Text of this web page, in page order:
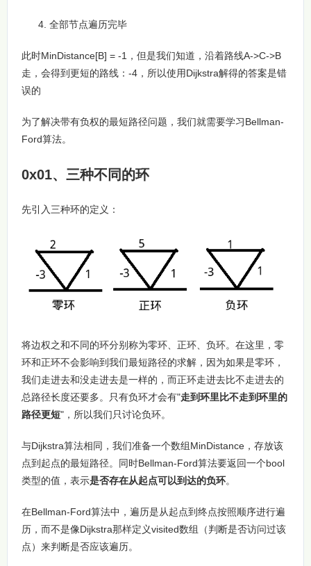
全部节点遍历完毕
此时MinDistance[B] = -1，但是我们知道，沿着路线A->C->B
走，会得到更短的路线：-4，所以使用Dijkstra解得的答案是错
误的
为了解决带有负权的最短路径问题，我们就需要学习Bellman-
Ford算法。
0x01、三种不同的环
先引入三种环的定义：
将边权之和不同的环分别称为零环、正环、负环。在这里，零
环和正环不会影响到我们最短路径的求解，因为如果是零环，
我们走进去和没走进去是一样的，而正环走进去比不走进去的
总路径长度还要多。只有负环才会有"走到环里比不走到环里的
路径更短"，所以我们只讨论负环。
与Dijkstra算法相同，我们准备一个数组MinDistance，存放该
点到起点的最短路径。同时Bellman-Ford算法要返回一个bool
类型的值，表示是否存在从起点可以到达的负环。
在Bellman-Ford算法中，遍历是从起点到终点按照顺序进行遍
历，而不是像Dijkstra那样定义visited数组（判断是否访问过该
点）来判断是否应该遍历。